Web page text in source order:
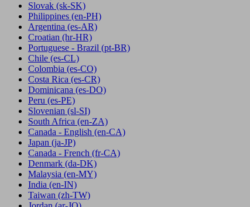
Slovak (sk-SK)
Philippines (en-PH)
Argentina (es-AR)
Croatian (hr-HR)
Portuguese - Brazil (pt-BR)
Chile (es-CL)
Colombia (es-CO)
Costa Rica (es-CR)
Dominicana (es-DO)
Peru (es-PE)
Slovenian (sl-SI)
South Africa (en-ZA)
Canada - English (en-CA)
Japan (ja-JP)
Canada - French (fr-CA)
Denmark (da-DK)
Malaysia (en-MY)
India (en-IN)
Taiwan (zh-TW)